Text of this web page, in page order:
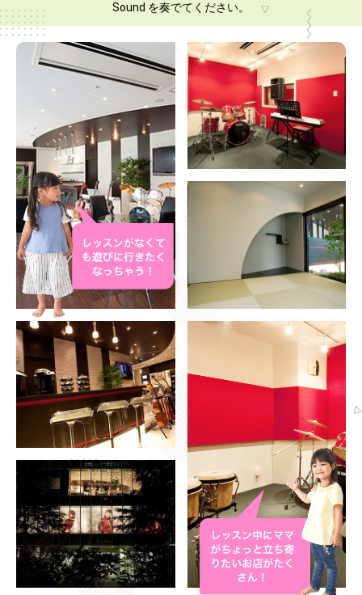
Sound を奏でてください。